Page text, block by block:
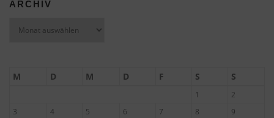
ARCHIV
M D M D F S S
1
2
3
4 5 6 7 8
9